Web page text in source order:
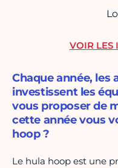
Chaque année, les
investissent les
vous proposer de
cette année vous
hoop ?
Le hula hoop est une
VOIR LES